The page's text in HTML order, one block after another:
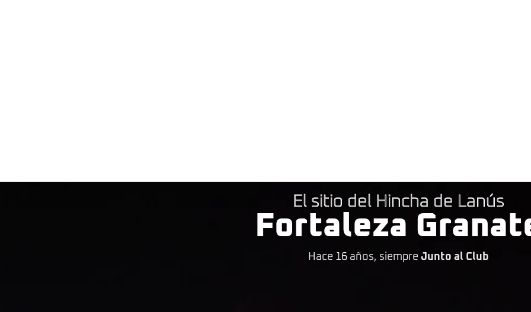
El sitio del Hincha de Lanús
Fortaleza
Hace 16 años, siempre Junto al Club